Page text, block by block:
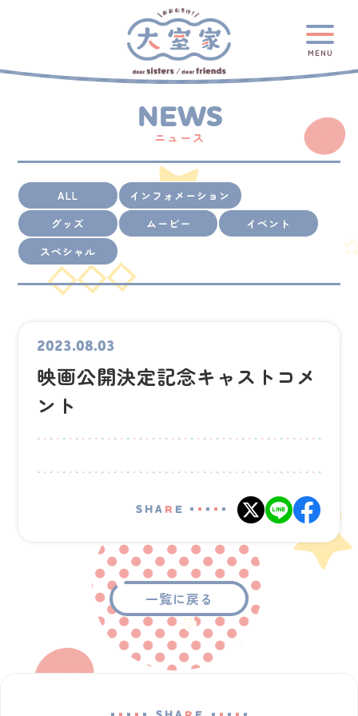
MENU
NEWS
ニュース
ALL
インフォメーション
グッズ
ムービー
イベント
スペシャル
2023.08.03
映画公開決定記念キャストコメ
ント
SHA R E
一覧に戻る